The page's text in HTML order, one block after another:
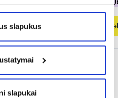
slapukus
slapukai
% PAPILDOMA
Į